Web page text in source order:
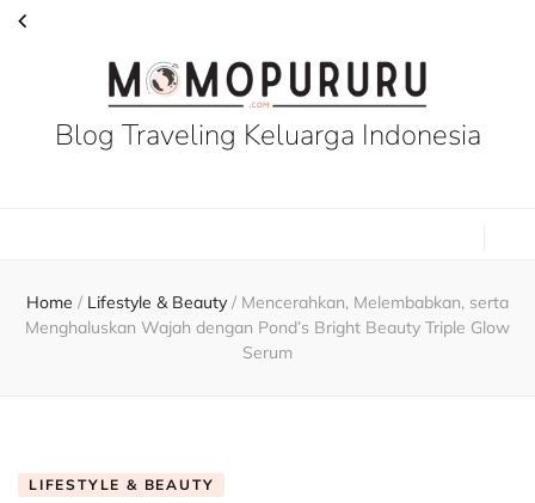
Blog Traveling Keluarga Indonesia
Home / Lifestyle & Beauty / Mencerahkan, Melembabkan, serta
Menghaluskan Wajah dengan Pond’s Bright Beauty Triple Glow
Serum
LIFESTYLE & BEAUTY